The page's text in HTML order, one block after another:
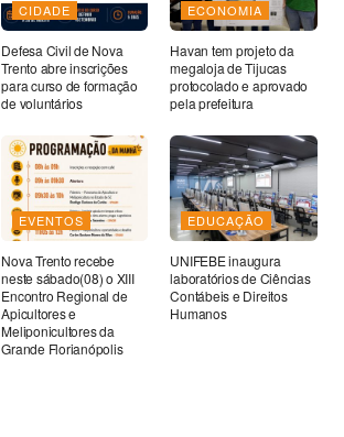
CIDADE
Defesa Civil de Nova
Trento abre inscrições
para curso de formação
de voluntários
ECONOMIA
Havan tem projeto da
megaloja de Tijucas
protocolado e aprovado
pela prefeitura
EVENTOS
Nova Trento recebe
neste sábado(08) o XIII
Encontro Regional de
Apicultores e
Meliponicultores da
Grande Florianópolis
EDUCAÇÃO
UNIFEBE inaugura
laboratórios de Ciências
Contábeis e Direitos
Humanos